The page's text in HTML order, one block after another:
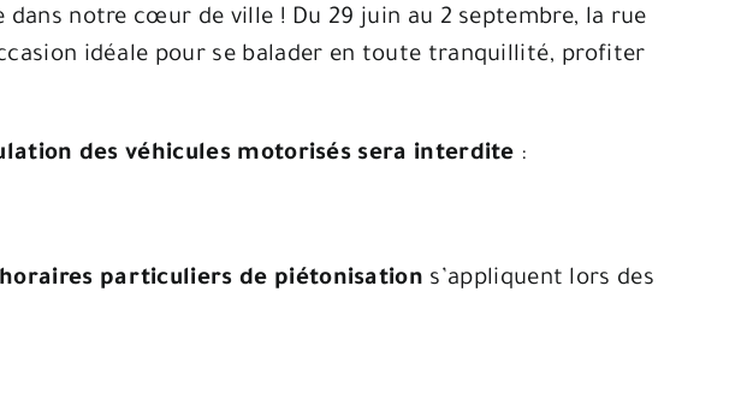
notre cœur de ville ! Du 29 juin au 2 septembre, la rue
idéale pour se balader en toute tranquillité, profiter
des véhicules motorisés sera interdite :
horaires particuliers de piétonisation s’appliquent lors des